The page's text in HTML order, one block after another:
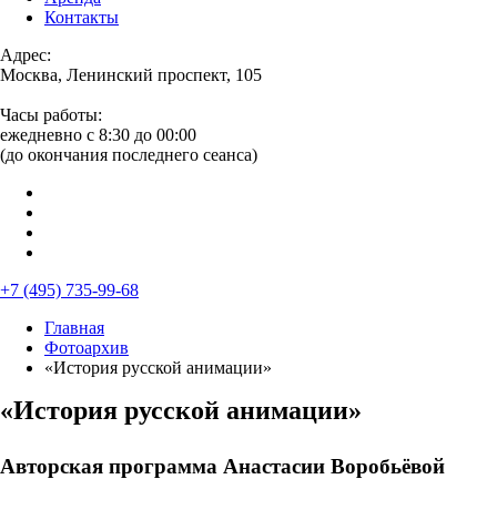
Контакты
Адрес:
Москва, Ленинский проспект, 105
Часы работы:
ежедневно с 8:30 до 00:00
(до окончания последнего сеанса)
+7 (495) 735-99-68
Главная
Фотоархив
«История русской анимации»
«История русской анимации»
Авторская программа Анастасии Воробьёвой